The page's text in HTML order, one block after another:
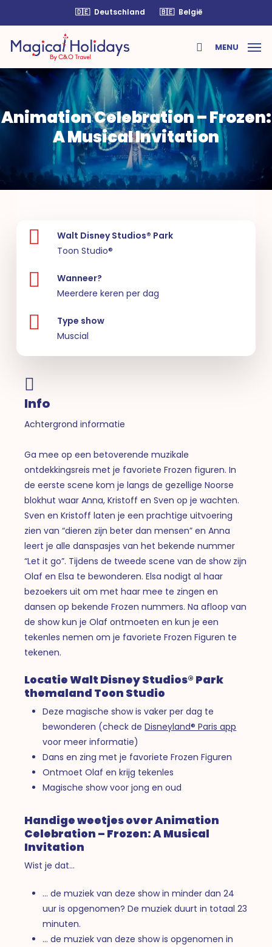
main
content
🇩🇪 Deutschland 🇧🇪 België
search
MENU
Animation Celebration – Frozen:
A Musical Invitation
Walt Disney Studios® Park
Toon Studio®
Wanneer?
Meerdere keren per dag
Type show
Muscial
Info
Achtergrond informatie
Ga mee op een betoverende muzikale
ontdekkingsreis met je favoriete Frozen figuren. In
de eerste scene kom je langs de gezellige Noorse
blokhut waar Anna, Kristoff en Sven op je wachten.
Sven en Kristoff laten je een prachtige uitvoering
zien van “dieren zijn beter dan mensen” en Anna
leert je alle danspasjes van het bekende nummer
“Let it go”. Tijdens de tweede scene van de show zijn
Olaf en Elsa te bewonderen. Elsa nodigt al haar
bezoekers uit om met haar mee te zingen en
dansen op bekende Frozen nummers. Na afloop van
de show kun je Olaf ontmoeten en kun je een
tekenles nemen om je favoriete Frozen Figuren te
tekenen.
Locatie Walt Disney Studios® Park
themaland Toon Studio
Deze magische show is vaker per dag te
bewonderen (check deDisneyland® Paris app
voor meer informatie)
Dans en zing met je favoriete Frozen Figuren
Ontmoet Olaf en krijg tekenles
Magische show voor jong en oud
Handige weetjes over Animation
Celebration – Frozen: A Musical
Invitation
Wist je dat…
… de muziek van deze show in minder dan 24
uur is opgenomen? De muziek duurt in totaal 23
minuten.
… de muziek van deze show is opgenomen in